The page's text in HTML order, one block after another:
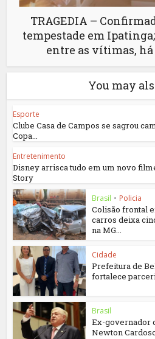
TRAGEDIA –
tempestade em
entre as vítimas,
You may
Esporte
Clube Casa de Campos se sagrou
Copa...
Entretenimento
Disney arrisca tudo em um novo
Story
Brasil • Policia
Colisão frontal
carros deixa
na MG...
Cidade
Prefeitura de
fortalece
Brasil
Ex-governador
Newton